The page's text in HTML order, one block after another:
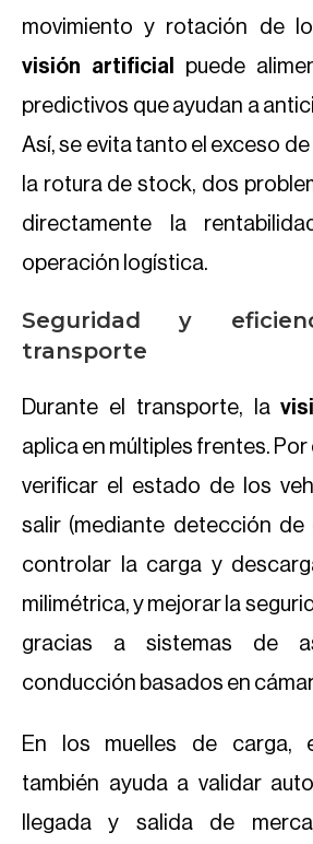
movimiento y rotación de
visión artificial puede
predictivos que ayudan a
Así, se evita tanto el exceso
la rotura de stock, dos
directamente la
operación logística.
Seguridad y
transporte
Durante el transporte, la
aplica en múltiples frentes.
verificar el estado de los
salir (mediante detección de
controlar la carga y
milimétrica, y mejorar la
gracias a sistemas de
conducción basados en
En los muelles de carga,
también ayuda a validar
llegada y salida de